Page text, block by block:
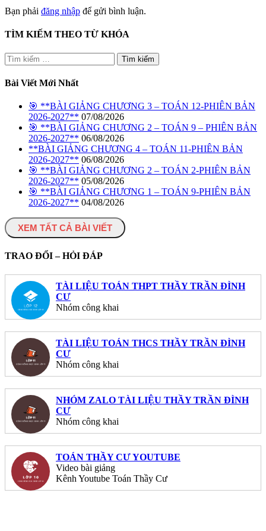
Bạn phải đăng nhập để gửi bình luận.
TÌM KIẾM THEO TỪ KHÓA
Tìm
kiếm
cho:
Bài Viết Mới Nhất
🎯 **BÀI GIẢNG CHƯƠNG 3 – TOÁN 12-PHIÊN BẢN
2026-2027** 07/08/2026
🎯 **BÀI GIẢNG CHƯƠNG 2 – TOÁN 9 – PHIÊN BẢN
2026-2027** 06/08/2026
**BÀI GIẢNG CHƯƠNG 4 – TOÁN 11-PHIÊN BẢN
2026-2027** 06/08/2026
🎯 **BÀI GIẢNG CHƯƠNG 2 – TOÁN 2-PHIÊN BẢN
2026-2027** 05/08/2026
🎯 **BÀI GIẢNG CHƯƠNG 1 – TOÁN 9-PHIÊN BẢN
2026-2027** 04/08/2026
XEM TẤT CẢ BÀI VIẾT
TRAO ĐỔI – HỎI ĐÁP
TÀI LIỆU TOÁN THPT THẦY TRẦN ĐÌNH
CƯ
Nhóm công khai
TÀI LIỆU TOÁN THCS THẦY TRẦN ĐÌNH
CƯ
Nhóm công khai
NHÓM ZALO TÀI LIỆU THẦY TRẦN ĐÌNH
CƯ
Nhóm công khai
TOÁN THẦY CƯ YOUTUBE
Video bài giảng
Kênh Youtube Toán Thầy Cư